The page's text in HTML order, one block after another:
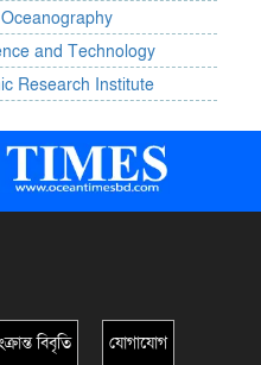
and Technology
Research Institute
বিবৃতি যোগাযোগ